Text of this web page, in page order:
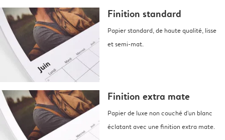
Finition standard
Papier standard, de haute qualité, lisse
et semi-mat.
Finition extra mate
Papier de luxe non couché d'un blanc
éclatant avec une finition extra mate.